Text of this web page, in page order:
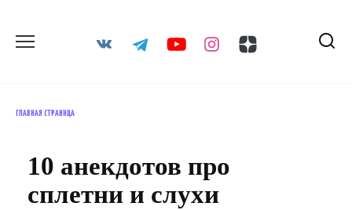
содержанию
ГЛАВНАЯ СТРАНИЦА
10 анекдотов про
сплетни и слухи